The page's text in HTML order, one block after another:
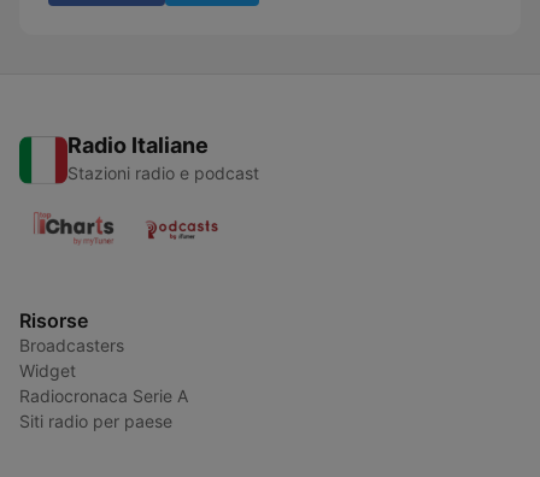
Radio Italiane
Stazioni radio e podcast
Risorse
Broadcasters
Widget
Radiocronaca Serie A
Siti radio per paese